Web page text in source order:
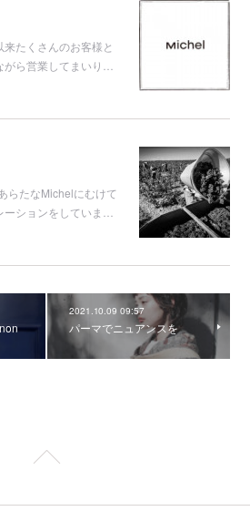
たくさんのお客様と
ら営業してまいり…
らたなMichelにむけて
ションをしていま…
2021.10.09 09:57
パーマでニュアンスを